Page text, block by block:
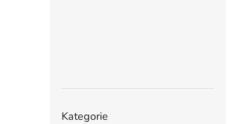
kategorie
Kategorie